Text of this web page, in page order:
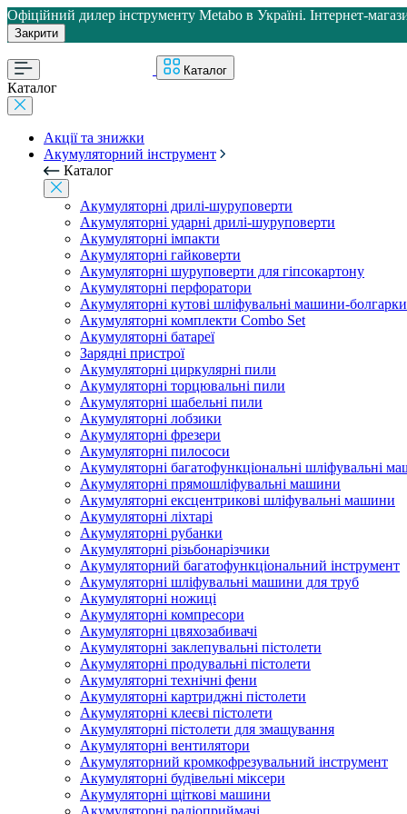
Офіційний дилер інструменту Metabo в Україні. Інтернет-
Закрити
Каталог
Каталог
Акції та знижки
Акумуляторний інструмент
Каталог
Акумуляторні дрилі-шуруповерти
Акумуляторні ударні дрилі-шуруповерти
Акумуляторні імпакти
Акумуляторні гайковерти
Акумуляторні шуруповерти для гіпсокартону
Акумуляторні перфоратори
Акумуляторні кутові шліфувальні машини-болгарки
Акумуляторні комплекти Combo Set
Акумуляторні батареї
Зарядні пристрої
Акумуляторні циркулярні пили
Акумуляторні торцювальні пили
Акумуляторні шабельні пили
Акумуляторні лобзики
Акумуляторні фрезери
Акумуляторні пилососи
Акумуляторні багатофункціональні шліфувальні
Акумуляторні прямошліфувальні машини
Акумуляторні ексцентрикові шліфувальні машини
Акумуляторні ліхтарі
Акумуляторні рубанки
Акумуляторні різьбонарізчики
Акумуляторний багатофункціональний інструмент
Акумуляторні шліфувальні машини для труб
Акумуляторні ножиці
Акумуляторні компресори
Акумуляторні цвяхозабивачі
Акумуляторні заклепувальні пістолети
Акумуляторні продувальні пістолети
Акумуляторні технічні фени
Акумуляторні картриджні пістолети
Акумуляторні клеєві пістолети
Акумуляторні пістолети для змащування
Акумуляторні вентилятори
Акумуляторний кромкофрезувальний інструмент
Акумуляторні будівельні міксери
Акумуляторні щіткові машини
Акумуляторні радіоприймачі